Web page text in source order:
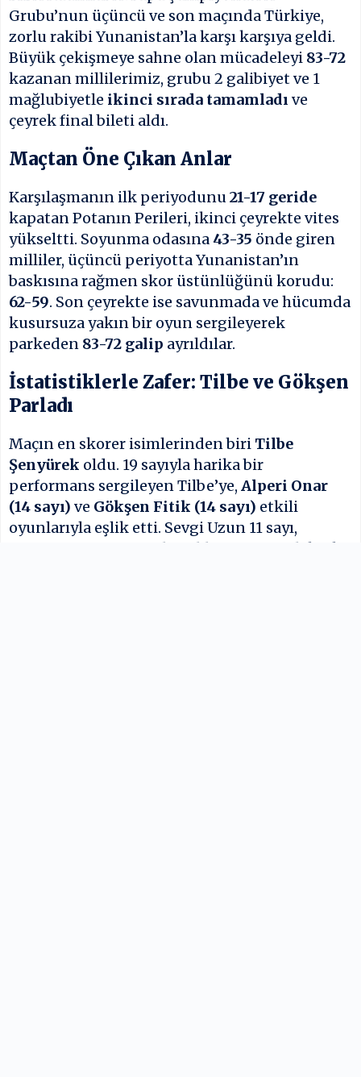
Grubu’nun üçüncü ve son maçında Türkiye,
zorlu rakibi Yunanistan’la karşı karşıya geldi.
Büyük çekişmeye sahne olan mücadeleyi 83-72
kazanan millilerimiz, grubu 2 galibiyet ve 1
mağlubiyetle ikinci sırada tamamladı ve
çeyrek final bileti aldı.
Maçtan Öne Çıkan Anlar
Karşılaşmanın ilk periyodunu21-17 geride
kapatan Potanın Perileri, ikinci çeyrekte vites
yükseltti. Soyunma odasına 43-35 önde giren
milliler, üçüncü periyotta Yunanistan’ın
baskısına rağmen skor üstünlüğünü korudu:
62-59. Son çeyrekte ise savunmada ve hücumda
kusursuza yakın bir oyun sergileyerek
parkeden 83-72 galip ayrıldılar.
İstatistiklerle Zafer: Tilbe ve Gökşen
Parladı
Maçın en skorer isimlerinden biri Tilbe
Şenyürek oldu. 19 sayıyla harika bir
performans sergileyen Tilbe’ye, Alperi Onar
(14 sayı) ve Gökşen Fitik (14 sayı) etkili
oyunlarıyla eşlik etti. Sevgi Uzun 11 sayı,
McCowan ise 10 sayıyla galibiyete önemli katkı